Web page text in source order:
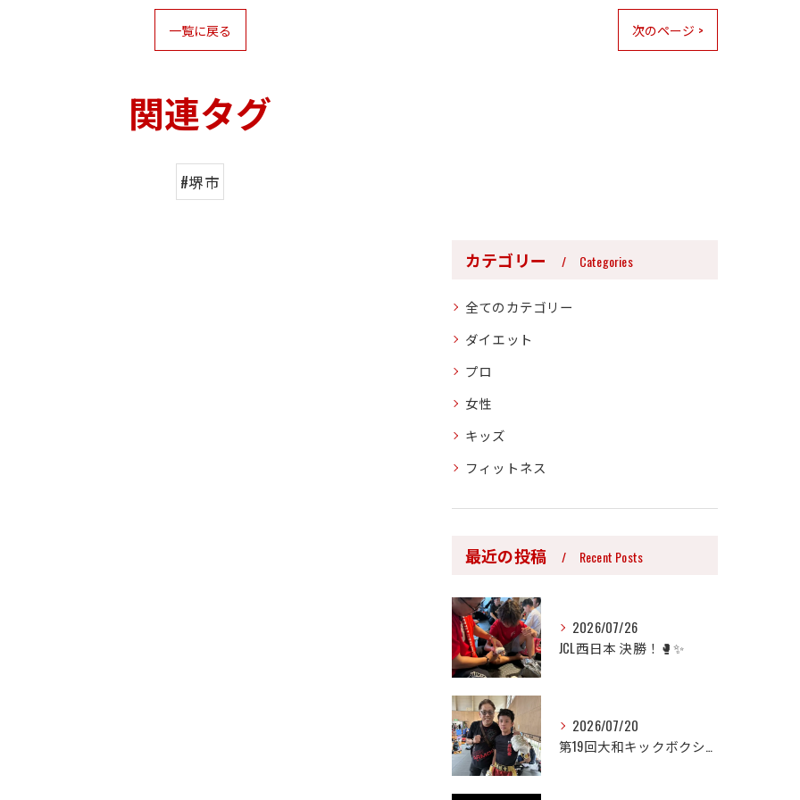
一覧に戻る 次のページ >
関連タグ
#堺市
カテゴリー Categories
全てのカテゴリー
ダイエット
プロ
女性
キッズ
フィットネス
最近の投稿 Recent Posts
2026/07/26
JCL西日本 決勝！🥊✨
2026/07/20
​第19回大和キックボクシング大会に出場した 矢野翔斗選手 ...